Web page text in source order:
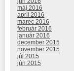
máj 2016
apríl 2016
marec 2016
február 2016
január 2016
december 2015
november 2015
júl 2015
jún 2015